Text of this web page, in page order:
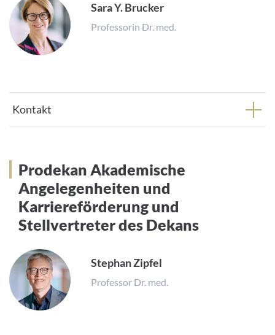
Sara Y. Brucker
Professorin Dr. med.
Kontakt
Prodekan Akademische
Angelegenheiten und
Karriereförderung und
Stellvertreter der Dekanin
Prodekan Akademische
Angelegenheiten und
Karriereförderung und
Stellvertreter des Dekans
Stephan Zipfel
Professor Dr. med.